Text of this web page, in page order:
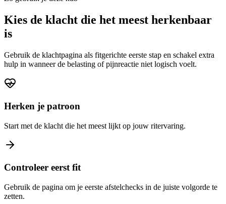
Kies de klacht die het meest herkenbaar
is
Gebruik de klachtpagina als fitgerichte eerste stap en schakel extra
hulp in wanneer de belasting of pijnreactie niet logisch voelt.
Herken je patroon
Start met de klacht die het meest lijkt op jouw ritervaring.
Controleer eerst fit
Gebruik de pagina om je eerste afstelchecks in de juiste volgorde te
zetten.